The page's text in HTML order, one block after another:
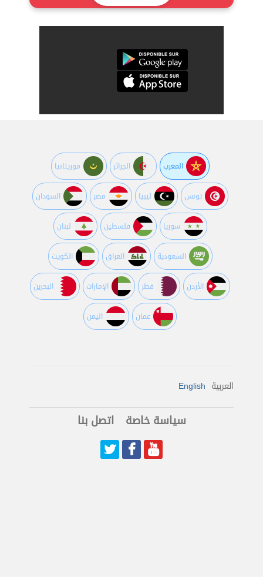
المغرب الجزائر موريتانيا
تونس ليبيا مصر السودان
سوريا فلسطين لبنان
السعودية العراق الكويت
اﻷردن قطر اﻹمارات البحرين
عمان اليمن
العربية English
سياسة خاصة اتصل بنا